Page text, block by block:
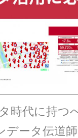
時代に持つ
データ伝道